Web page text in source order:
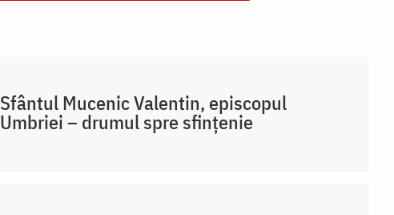
Sfântul Mucenic Valentin, episcopul
Umbriei – drumul spre sfințenie